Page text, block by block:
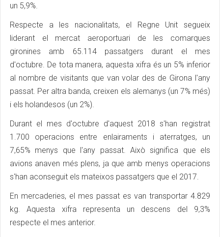
un 5,9%.
Respecte a les nacionalitats, el Regne Unit segueix
liderant el mercat aeroportuari de les comarques
gironines amb 65.114 passatgers durant el mes
d'octubre. De tota manera, aquesta xifra és un 5% inferior
al nombre de visitants que van volar des de Girona l'any
passat. Per altra banda, creixen els alemanys (un 7% més)
i els holandesos (un 2%).
Durant el mes d'octubre d'aquest 2018 s'han registrat
1.700 operacions entre enlairaments i aterratges, un
7,65% menys que l'any passat. Això significa que els
avions anaven més plens, ja que amb menys operacions
s'han aconseguit els mateixos passatgers que el 2017.
En mercaderies, el mes passat es van transportar 4.829
kg. Aquesta xifra representa un descens del 9,3%
respecte el mes anterior.